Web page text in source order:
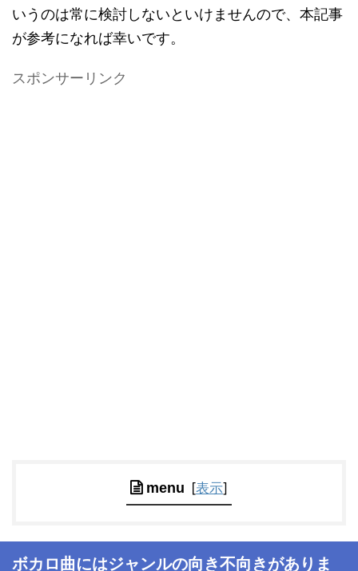
いうのは常に検討しないといけませんので、本記事
が参考になれば幸いです。
スポンサーリンク
menu [表示]
ボカロ曲にはジャンルの向き不向きがありま